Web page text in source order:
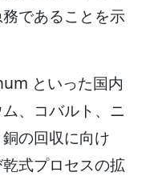
であることを示
といった国内
、コバルト、ニ
の回収に向け
式プロセスの拡